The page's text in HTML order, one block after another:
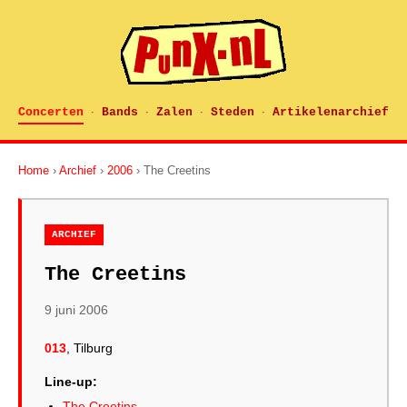
Concerten · Bands · Zalen · Steden · Artikelenarchief
Home › Archief › 2006 › The Creetins
ARCHIEF
The Creetins
9 juni 2006
013 , Tilburg
Line-up: